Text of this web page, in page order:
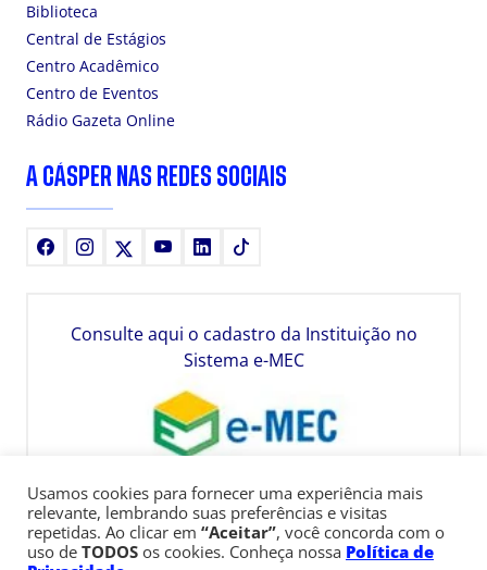
Biblioteca
Central de Estágios
Centro Acadêmico
Centro de Eventos
Rádio Gazeta Online
A CÁSPER NAS REDES SOCIAIS
FacebookInstagram YoutubeLinkedIn
Consulte aqui o cadastro da Instituição no
Sistema e-MEC
Usamos cookies para fornecer uma experiência mais
relevante, lembrando suas preferências e visitas
repetidas. Ao clicar em “Aceitar”, você concorda com o
uso de TODOS os cookies. Conheça nossa Política de